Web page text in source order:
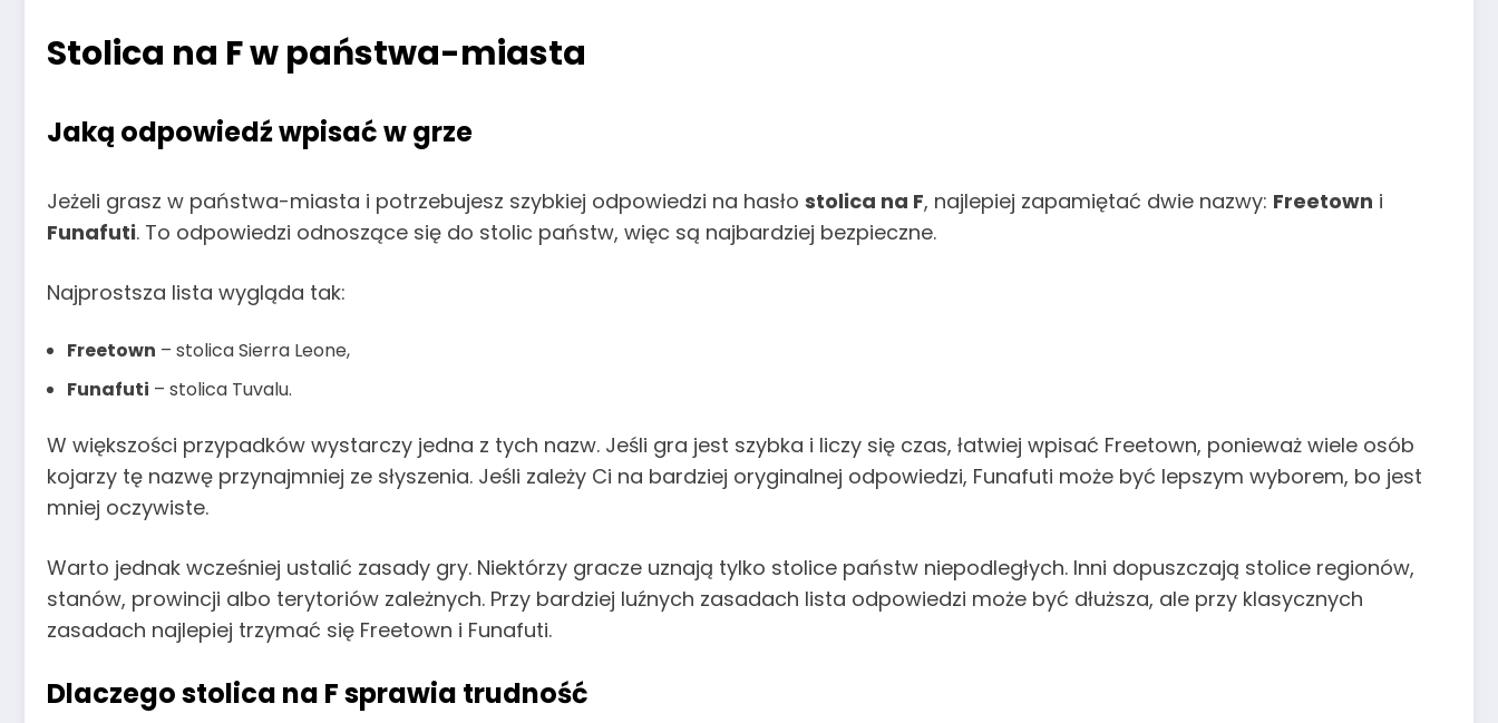
Stolica na F w państwa-miasta
Jaką odpowiedź wpisać w grze
Jeżeli grasz w państwa-miasta i potrzebujesz szybkiej odpowiedzi na hasło stolica na F, najlepiej zapamiętać dwie nazwy: Freetown i
Funafuti. To odpowiedzi odnoszące się do stolic państw, więc są najbardziej bezpieczne.
Najprostsza lista wygląda tak:
Freetown – stolica Sierra Leone,
Funafuti – stolica Tuvalu.
W większości przypadków wystarczy jedna z tych nazw. Jeśli gra jest szybka i liczy się czas, łatwiej wpisać Freetown, ponieważ wiele osób
kojarzy tę nazwę przynajmniej ze słyszenia. Jeśli zależy Ci na bardziej oryginalnej odpowiedzi, Funafuti może być lepszym wyborem, bo jest
mniej oczywiste.
Warto jednak wcześniej ustalić zasady gry. Niektórzy gracze uznają tylko stolice państw niepodległych. Inni dopuszczają stolice regionów,
stanów, prowincji albo terytoriów zależnych. Przy bardziej luźnych zasadach lista odpowiedzi może być dłuższa, ale przy klasycznych
zasadach najlepiej trzymać się Freetown i Funafuti.
Dlaczego stolica na F sprawia trudność